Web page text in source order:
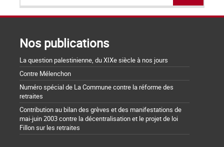
Nos publications
La question palestinienne, du XIXe siècle à nos jours
Contre Mélenchon
Numéro spécial de La Commune contre la réforme des
retraites
Contribution au bilan des grèves et des manifestations de
mai-juin 2003 contre la décentralisation et le projet de loi
Fillon sur les retraites